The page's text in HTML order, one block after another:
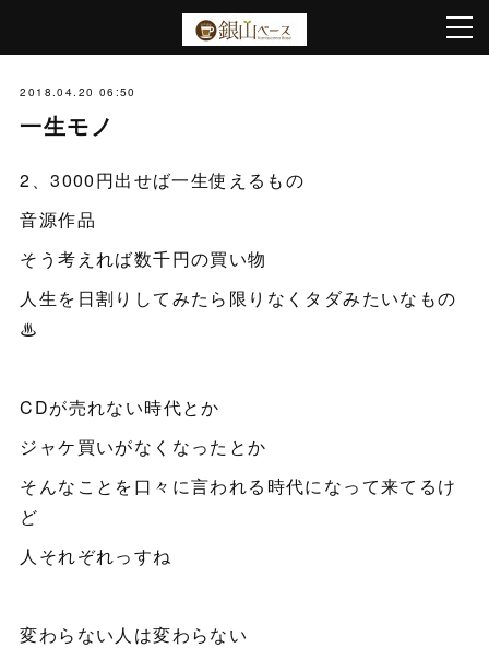
2018.04.20 06:50
一生モノ
2、3000円出せば一生使えるもの
音源作品
そう考えれば数千円の買い物
人生を日割りしてみたら限りなくタダみたいなもの
♨︎
CDが売れない時代とか
ジャケ買いがなくなったとか
そんなことを口々に言われる時代になって来てるけ
ど
人それぞれっすね
変わらない人は変わらない